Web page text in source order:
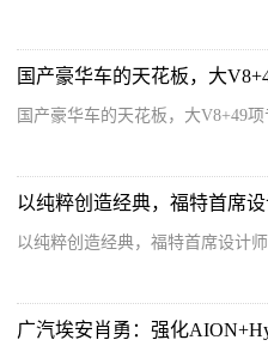
国产豪华车的天花板，大V8+49
以纯粹创造经典，福特首席设计